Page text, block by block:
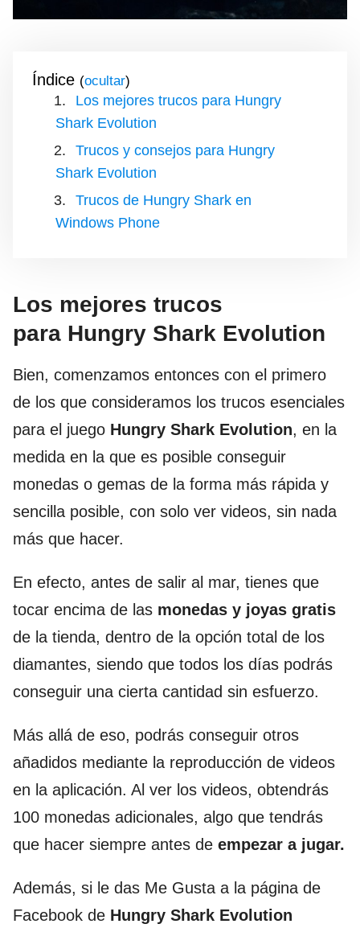
Índice ( )
Los mejores trucos para Hungry
Shark Evolution
Trucos y consejos para Hungry
Shark Evolution
Trucos de Hungry Shark en
Windows Phone
Los mejores trucos
para Hungry Shark Evolution
Bien, comenzamos entonces con el primero
de los que consideramos los trucos esenciales
para el juego Hungry Shark Evolution, en la
medida en la que es posible conseguir
monedas o gemas de la forma más rápida y
sencilla posible, con solo ver videos, sin nada
más que hacer.
En efecto, antes de salir al mar, tienes que
tocar encima de las monedas y joyas gratis
de la tienda, dentro de la opción total de los
diamantes, siendo que todos los días podrás
conseguir una cierta cantidad sin esfuerzo.
Más allá de eso, podrás conseguir otros
añadidos mediante la reproducción de videos
en la aplicación. Al ver los videos, obtendrás
100 monedas adicionales, algo que tendrás
que hacer siempre antes de empezar a jugar.
Además, si le das Me Gusta a la página de
Facebook de Hungry Shark Evolution